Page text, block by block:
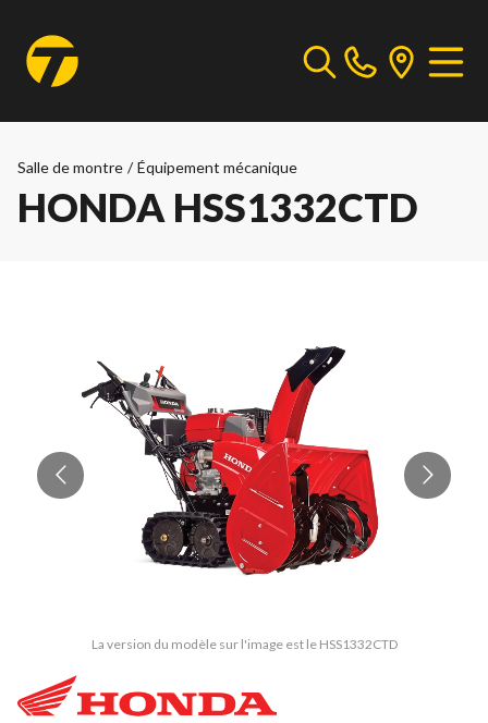
Salle de montre / Équipement mécanique
HONDA HSS1332CTD
La version du modèle sur l'image est le HSS1332CTD